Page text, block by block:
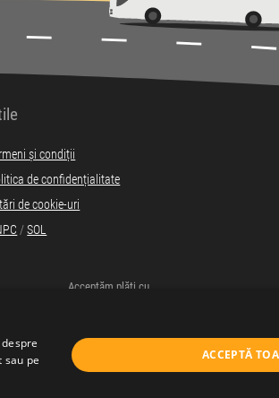
și condiții
de confidențialitate
de cookie-uri
/SOL
Acceptăm plăți cu
pe
ACCEPTĂ